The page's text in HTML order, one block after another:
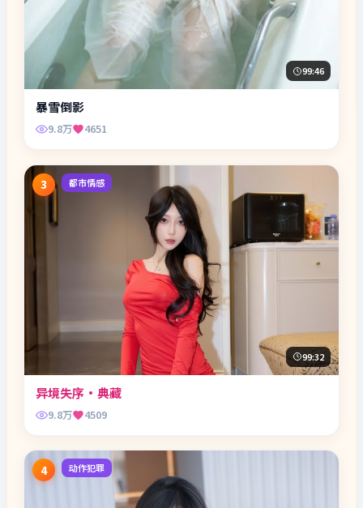
99:46
暴雪倒影
9.8万 4651
3 都市情感
99:32
异境失序·典藏
9.8万 4509
4 动作犯罪